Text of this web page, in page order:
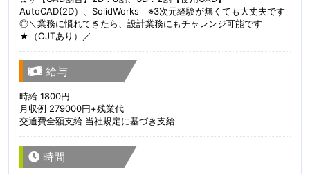
AutoCAD(2D）、SolidWorks ※3次元経験が無くても大丈夫です
◎＼業務に慣れてきたら、設計業務にもチャレンジ可能です
★（OJTあり）／
給与
時給 1800円
月収例 279000円+残業代
交通費全額支給 当社規定に基づき支給
時間